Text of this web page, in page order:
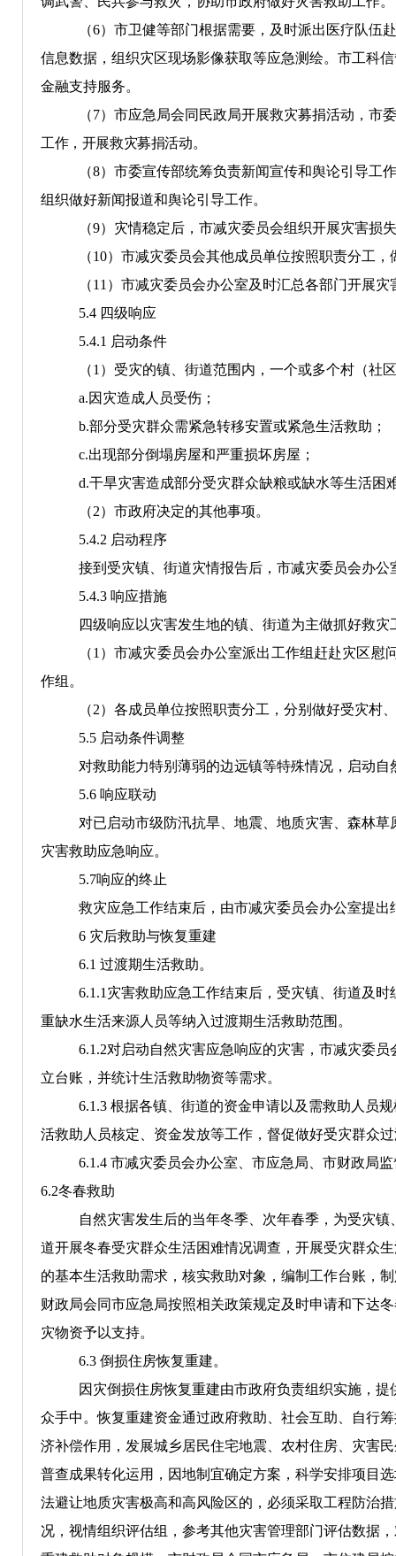
（6） 市卫健等部门根据需要，及时派出医疗队伍
信息数据，组织灾区现场影像获取等应急测绘。市工科
金融支持服务。
（7） 市应急局会同民政局开展救灾募捐活动，市
工作，开展救灾募捐活动。
（8） 市委宣传部统筹负责新闻宣传和舆论引导工
组织做好新闻报道和舆论引导工作。
（9）灾情稳定后，市减灾委员会组织开展灾害损
（10）市减灾委员会其他成员单位按照职责分工，
（11 ）市减灾委员会办公室及时汇总各部门开展
5.4 四级响应
5.4.1 启动条件
（1 ） 受灾的镇、街道范围 内， 一个或多个村（社
a.因灾造成人员受伤；
b.部分受灾群众需紧急转移安置或紧急生活救助；
c.出现部分倒塌房屋和严重损坏房屋；
d.干旱灾害造成部分受灾群众缺粮或缺水等生活困
（2）市政府决定的其他事项。
5.4.2 启动程序
接到受灾镇、街道灾情报告后， 市减灾委员会办公
5.4.3 响应措施
四级响应 以灾害发生地的镇、 街道为主做抓好救灾
（1 ）市减灾委员会办公室派出工作组赶赴灾区慰
作组 。
（2） 各成员单位按照职责分工，分别做好受灾村
5.5 启动条件调整
对救助能力特别薄弱的边远镇等特殊情况，启动自
5.6 响应联动
对已启动市级防汛抗旱、地震、地质灾害、森林
灾害救助应急响应。
5.7响应的终止
救灾应急工作结束后，由市减灾委员会办公室提出
6 灾后救助与恢复重建
6.1 过渡期生活救助。
6.1.1 灾害救助应急工作结束后，受灾镇、街道及
重缺水生活来源人员等纳入过渡期生活救助范围。
6.1.2对启动自然灾害应急响应的灾害，市减灾委
立台账，并统计生活救助物资等需求。
6.1.3 根据各镇、街道的资金申请以及需救助人员
活救助人员核定、资金发放等工作，督促做好受灾群众
6.1.4 市减灾委员会办公室、市应急局、市财政局
6.2冬春救助
自然灾害发生后的当年冬季、次年春季，为受灾
道开展冬春受灾群众生活困难情况调查，开展受灾群众
的基本生活救助需求，核实救助对象，编制工作台账，
财政局会同市应急局按照相关政策规定及时申请和下达
灾物资予以支持。
6.3 倒损住房恢复重建。
因灾倒损住房恢复重建由市政府负责组织实施， 提
众手中。恢复重建资金通过政府救助、社会互助、自行
济补偿作用，发展城乡居民住宅地震、农村住房、灾害
普查成果转化运用，因地制宜确定方案，科学安排项目
法避让地质灾害极高和高风险区的，必须采取工程防治
况，视情组织评估组，参考其他灾害管理部门评估数据